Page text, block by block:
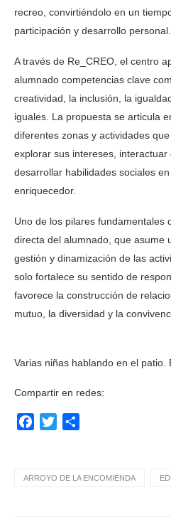
recreo, convirtiéndolo en un
participación y desarrollo personal.
A través de Re_CREO, el centro
alumnado competencias clave
creatividad, la inclusión, la
iguales. La propuesta se articula
diferentes zonas y actividades
explorar sus intereses,
desarrollar habilidades sociales
enriquecedor.
Uno de los pilares fundamentales
directa del alumnado, que asume
gestión y dinamización de las
solo fortalece su sentido de
favorece la construcción de
mutuo, la diversidad y la
Varias niñas hablando en el patio.
Compartir en redes:
Facebook
Twitter
ARROYO DE LA ENCOMIENDA